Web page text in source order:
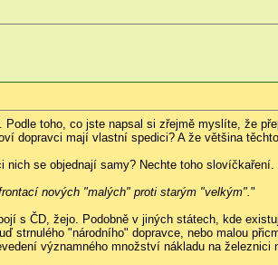
toho, co jste napsal si zřejmě myslíte, že
dopravci mají vlastní spedici? A že většina
se objednají samy? Nechte toho slovíčkaření.
nových "malých" proti starým "velkým". "
s ČD, žejo. Podobně v jiných státech, kde
strnulého "národního" dopravce, nebo malou
významného množství nákladu na železnici